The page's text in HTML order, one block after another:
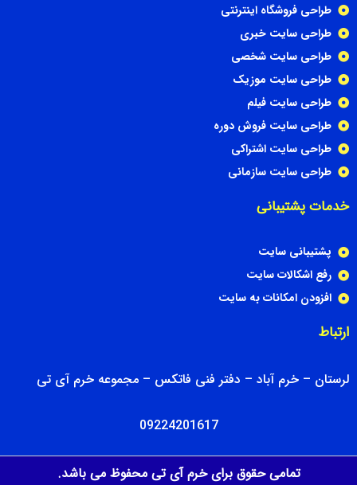
طراحی فروشگاه اینترنتی
طراحی سایت خبری
طراحی سایت شخصی
طراحی سایت موزیک
طراحی سایت فیلم
طراحی سایت فروش دوره
طراحی سایت اشتراکی
طراحی سایت سازمانی
خدمات پشتیبانی
پشتیبانی سایت
رفع اشکالات سایت
افزودن امکانات به سایت
ارتباط
لرستان – خرم آباد – دفتر فنی فاتکس – مجموعه خرم آی تی
09224201617
تمامی حقوق برای خرم آی تی محفوظ می باشد.